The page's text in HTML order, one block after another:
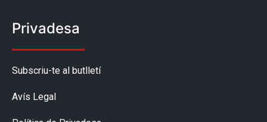
Privadesa
Subscriu-te al butlletí
Avís Legal